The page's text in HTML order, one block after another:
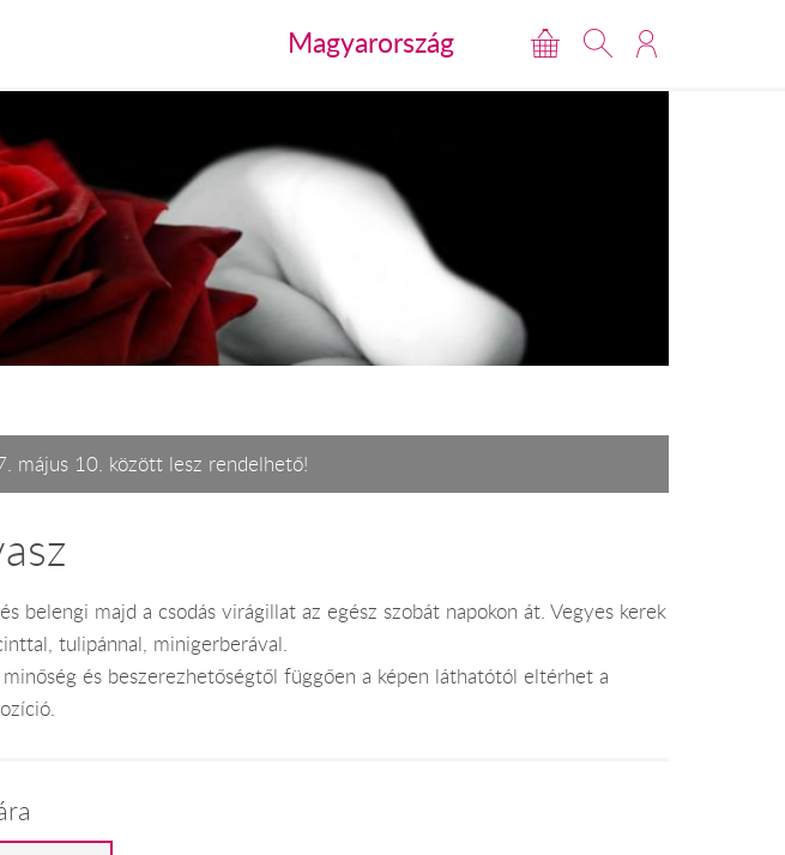
Magyarország
május 10. között lesz rendelhető!
belengi majd a csodás virágillat az egész szobát napokon át. Vegyes kerek
tulipánnal, minigerberával.
minőség és beszerezhetőségtől függően a képen láthatótól eltérhet a